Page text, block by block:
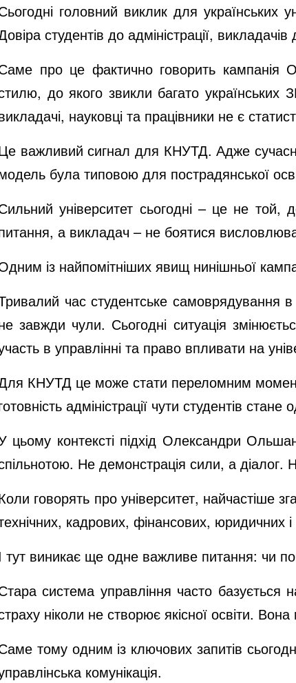
головний виклик для українських
студентів до адміністрації,
про це фактично говорить кампанія
до якого звикли багато українських
науковці та працівники не є
важливий сигнал для КНУТД. Адже
була типовою для пострадянської
університет сьогодні – це не
а викладач – не боятися
із найпомітніших явищ нинішньої
час студентське самоврядування
завжди чули. Сьогодні ситуація
в управлінні та право впливати на
КНУТД це може стати переломним
адміністрації чути студентів
цьому контексті підхід Олександри
Не демонстрація сили, а діалог.
говорять про університет, найчастіше
кадрових, фінансових, юридичних
тут виникає ще одне важливе питання: чи
система управління часто базується
ніколи не створює якісної освіти.
тому одним із ключових запитів
комунікація.